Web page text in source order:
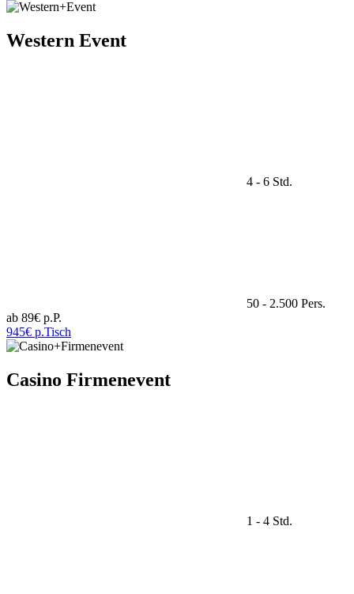
Western Event
4 - 6 Std.
50 - 2.500 Pers.
ab 89€ p.P.
945€ p.Tisch
Casino Firmenevent
1 - 4 Std.